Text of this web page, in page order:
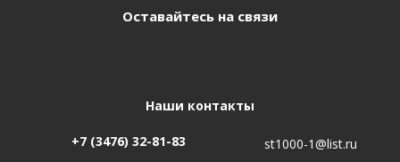
Оставайтесь на связи
Наши контакты
+7 (3476) 32-81-83 st1000-1@list.ru